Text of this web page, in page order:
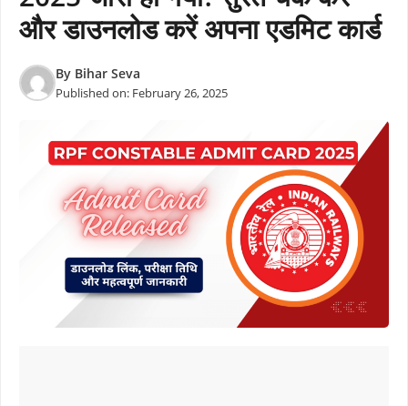
और डाउनलोड करें अपना एडमिट कार्ड
By Bihar Seva
Published on: February 26, 2025